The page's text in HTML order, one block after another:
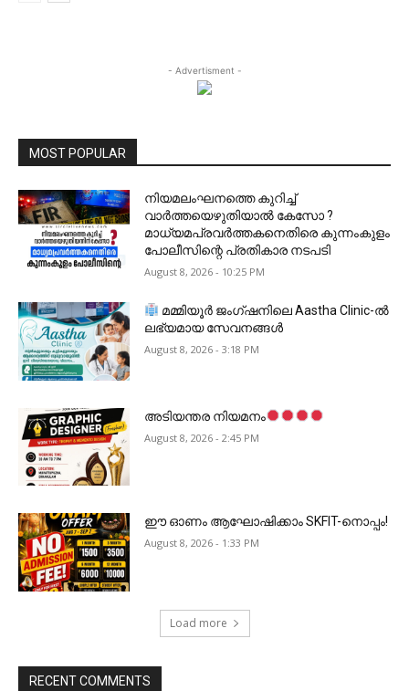
- Advertisment -
MOST POPULAR
നിയമലംഘനത്തെ കുറിച്ച്
വാർത്തയെഴുതിയാൽ കേസോ ?
മാധ്യമപ്രവർത്തകനെതിരെ കുന്നംകുളം
പോലീസിന്റെ പ്രതികാര നടപടി
August 8, 2026 - 10:25 PM
മമ്മിയൂർ ജംഗ്ഷനിലെ Aastha Clinic-ൽ
ലഭ്യമായ സേവനങ്ങൾ
August 8, 2026 - 3:18 PM
അടിയന്തര നിയമനം
August 8, 2026 - 2:45 PM
ഈ ഓണം ആഘോഷിക്കാം SKFIT-നൊപ്പം!
August 8, 2026 - 1:33 PM
Load more
RECENT COMMENTS